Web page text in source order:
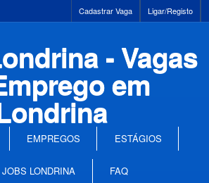
Ligar/Registo
Cadastrar Vaga
EMPREGOS ESTÁGIOS
JOBS LONDRINA FAQ